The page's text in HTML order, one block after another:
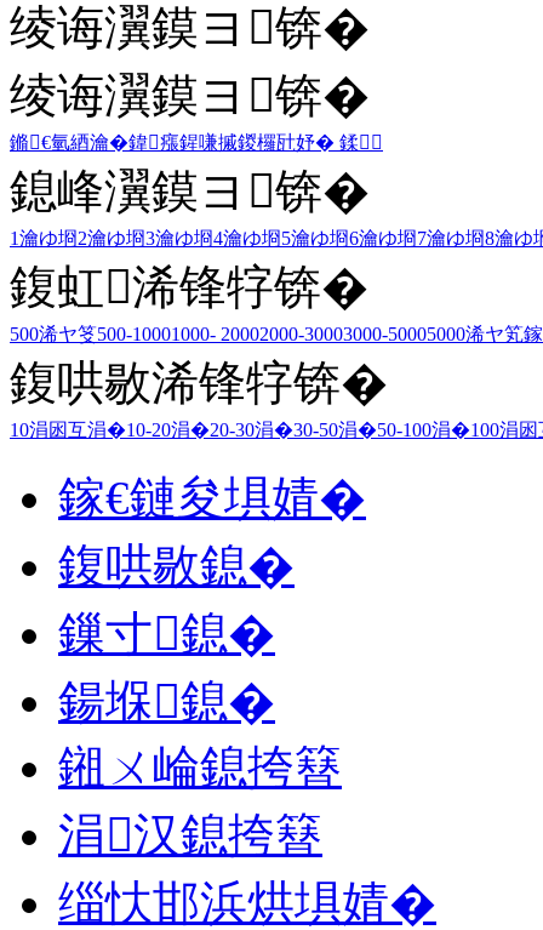
绫诲瀷鏌ヨ锛�
绫诲瀷鏌ヨ锛�
鏅€氫綇瀹�鍏瘬鍟嗛摵鍐欏瓧妤� 鍒
鎴峰瀷鏌ヨ锛�
1瀹ゆ埛2瀹ゆ埛3瀹ゆ埛4瀹ゆ埛5瀹ゆ埛6瀹ゆ埛7瀹ゆ埛8瀹ゆ
鍑虹浠锋牸锛�
500浠ヤ笅500-10001000- 20002000-30003000-50005000浠ヤ笂
鍑哄敭浠锋牸锛�
10涓囦互涓�10-20涓�20-30涓�30-50涓�50-100涓�100涓
鎵€鏈夋埧婧�
鍑哄敭鎴�
鏁寸鎴�
鍚堢鎴�
鎺ㄨ崘鎴挎簮
涓汉鎴挎簮
缁忕邯浜烘埧婧�